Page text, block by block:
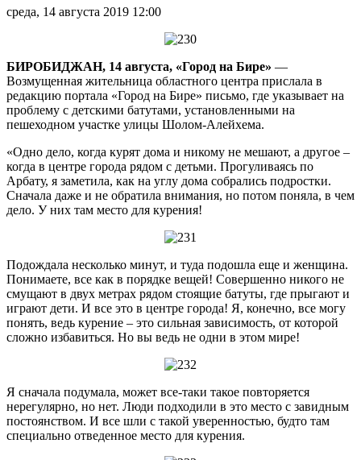
детскими
Биробиджана
среда, 14 августа 2019 12:00
БИРОБИДЖАН, 14 августа, «Город на Бире» —
Возмущенная жительница областного центра прислала в
редакцию портала «Город на Бире» письмо, где указывает на
проблему с детскими батутами, установленными на
пешеходном участке улицы Шолом-Алейхема.
«Одно дело, когда курят дома и никому не мешают, а другое –
когда в центре города рядом с детьми. Прогуливаясь по
Арбату, я заметила, как на углу дома собрались подростки.
Сначала даже и не обратила внимания, но потом поняла, в чем
дело. У них там место для курения!
Подождала несколько минут, и туда подошла еще и женщина.
Понимаете, все как в порядке вещей! Совершенно никого не
смущают в двух метрах рядом стоящие батуты, где прыгают и
играют дети. И все это в центре города! Я, конечно, все могу
понять, ведь курение – это сильная зависимость, от которой
сложно избавиться. Но вы ведь не одни в этом мире!
Я сначала подумала, может все-таки такое повторяется
нерегулярно, но нет. Люди подходили в это место с завидным
постоянством. И все шли с такой уверенностью, будто там
специально отведенное место для курения.